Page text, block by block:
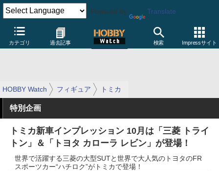
Powered by Translate
カテゴリ 過去記事 検索 Impressサイト
HOBBY Watch フィギュア トミカ
特別企画
トミカ新車インプレッション 10月は「三菱 トライ
トン」＆「トヨタ カローラ レビン」が登場！
世界で活躍する三菱の大型SUTと世界で大人気のトヨタのFR
スポーツカー“ハチロク”がトミカで登場！